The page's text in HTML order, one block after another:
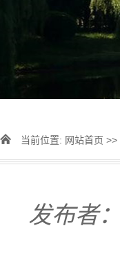
当前位置: 网站首页 >>
发布者：